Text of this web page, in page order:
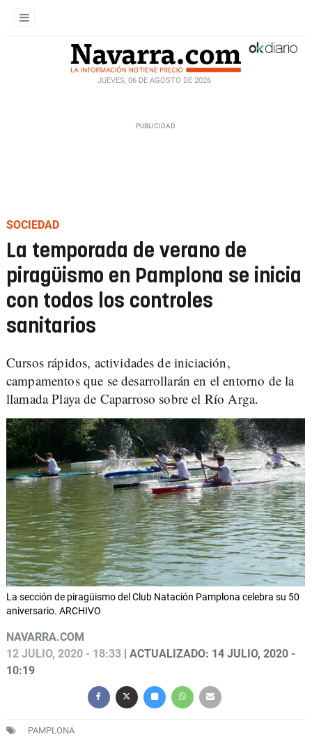
JUEVES, 06 DE AGOSTO DE 2026
SOCIEDAD
La temporada de verano de
piragüismo en Pamplona se inicia
con todos los controles
sanitarios
Cursos rápidos, actividades de iniciación,
campamentos que se desarrollarán en el entorno de la
llamada Playa de Caparroso sobre el Río Arga.
La sección de piragüismo del Club Natación Pamplona celebra su 50
aniversario. ARCHIVO
NAVARRA.COM
12 JULIO, 2020 - 18:33 | ACTUALIZADO: 14 JULIO, 2020 -
10:19
PAMPLONA